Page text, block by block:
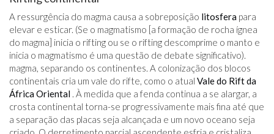
A ressurgência do magma causa a sobreposição litosfera para
elevar e esticar. (Se o magmatismo [a formação de rocha ígnea
do magma] inicia o rifting ou se o rifting descomprime o manto e
inicia o magmatismo é uma questão de debate significativo).
magma, separando os continentes. A colonização dos blocos
continentais cria um vale do rifte, como o atual Vale do Rift da
África Oriental . À medida que a fenda continua a se alargar, a
crosta continental torna-se progressivamente mais fina até que
a separação das placas seja alcançada e um novo oceano seja